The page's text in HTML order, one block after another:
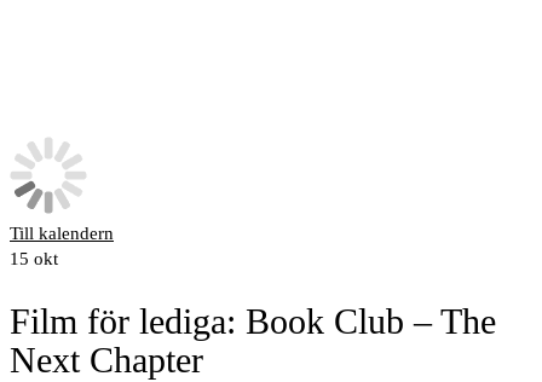
Till kalendern
15 okt
Film för lediga: Book Club – The
Next Chapter